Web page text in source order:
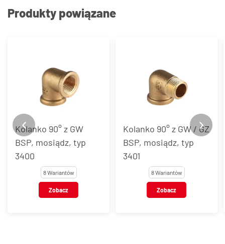
Produkty powiązane
Kolanko 90° z GW
BSP, mosiądz, typ
3400
8 Wariantów
Zobacz
Kolanko 90° z GW / GZ
BSP, mosiądz, typ
3401
8 Wariantów
Zobacz